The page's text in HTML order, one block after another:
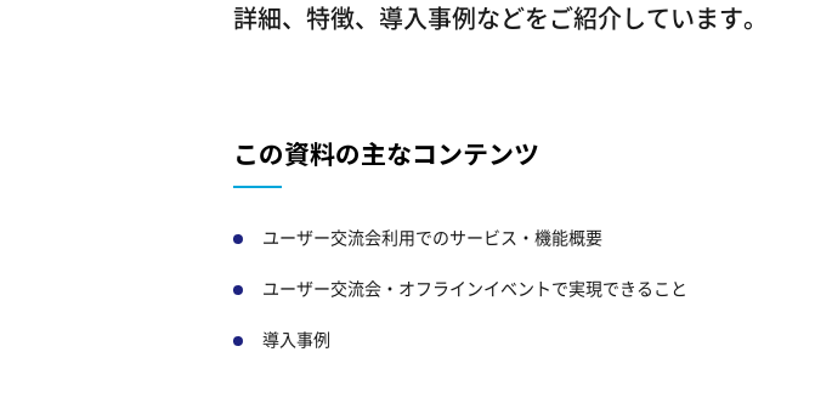
詳細、特徴、導入事例などをご紹介しています。
この資料の主なコンテンツ
ユーザー交流会利用でのサービス・機能概要
ユーザー交流会・オフラインイベントで実現できること
導入事例